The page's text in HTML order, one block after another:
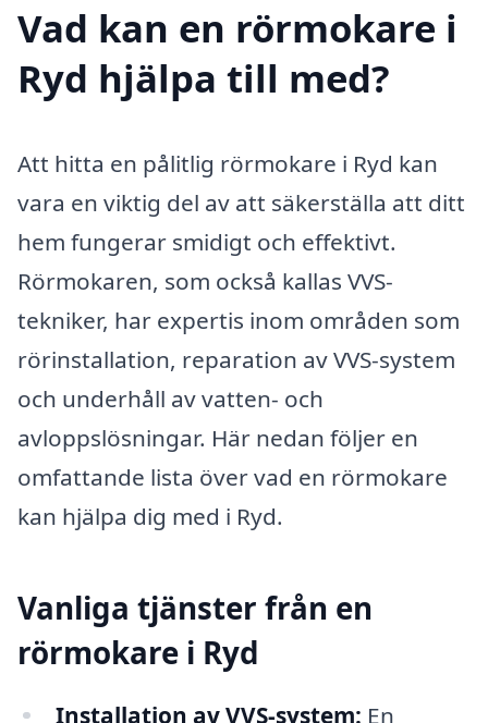
Vad kan en rörmokare i
Ryd hjälpa till med?
Att hitta en pålitlig rörmokare i Ryd kan
vara en viktig del av att säkerställa att ditt
hem fungerar smidigt och effektivt.
Rörmokaren, som också kallas VVS-
tekniker, har expertis inom områden som
rörinstallation, reparation av VVS-system
och underhåll av vatten- och
avloppslösningar. Här nedan följer en
omfattande lista över vad en rörmokare
kan hjälpa dig med i Ryd.
Vanliga tjänster från en
rörmokare i Ryd
Installation av VVS-system: En